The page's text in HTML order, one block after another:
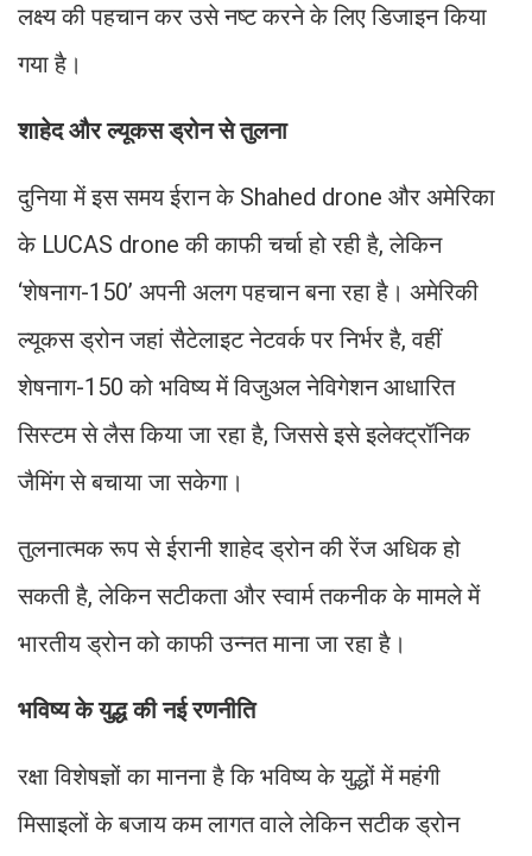
लक्ष्य की पहचान कर उसे नष्ट करने के लिए डिजाइन किया
गया है।
शाहेद और ल्यूकस ड्रोन से तुलना
दुनिया में इस समय ईरान के Shahed drone और अमेरिका
के LUCAS drone की काफी चर्चा हो रही है, लेकिन
‘शेषनाग-150’ अपनी अलग पहचान बना रहा है। अमेरिकी
ल्यूकस ड्रोन जहां सैटेलाइट नेटवर्क पर निर्भर है, वहीं
शेषनाग-150 को भविष्य में विजुअल नेविगेशन आधारित
सिस्टम से लैस किया जा रहा है, जिससे इसे इलेक्ट्रॉनिक
जैमिंग से बचाया जा सकेगा।
तुलनात्मक रूप से ईरानी शाहेद ड्रोन की रेंज अधिक हो
सकती है, लेकिन सटीकता और स्वार्म तकनीक के मामले में
भारतीय ड्रोन को काफी उन्नत माना जा रहा है।
भविष्य के युद्ध की नई रणनीति
रक्षा विशेषज्ञों का मानना है कि भविष्य के युद्धों में महंगी
मिसाइलों के बजाय कम लागत वाले लेकिन सटीक ड्रोन